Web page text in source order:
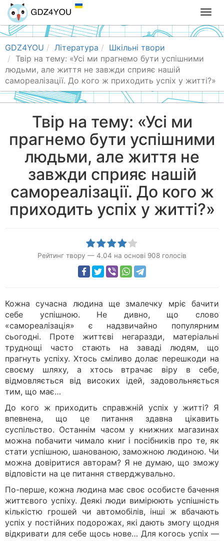
T
o
g
n
a
v
a
t
GDZ4YOU Література
Шкільні твори
Твір на тему: «Усі ми прагнемо бути успішними
людьми, але життя не завжди сприяє нашій
самореалізації. До кого ж приходить успіх у житті?»
Твір на тему: «Усі ми
прагнемо бути успішними
людьми, але життя не
завжди сприяє нашій
самореалізації. До кого ж
приходить успіх у житті?»
Рейтинг твору — 4.04 на основі 908 голосів
Кожна сучасна людина ще змалечку мріє бачити
себе успішною. Не дивно, що слово
«самореалізація» є надзвичайно популярним
сьогодні. Проте життєві негаразди, матеріальні
труднощі часто стають на заваді людям, що
прагнуть успіху. Хтось сміливо долає перешкоди на
своєму шляху, а хтось втрачає віру в себе,
відмовляється від високих ідей, задовольняється
тим, що має…
До кого ж приходить справжній успіх у житті? Я
впевнена, що це питання здавна цікавить
суспільство. Останнім часом у книжних магазинах
можна побачити чимало книг і посібників про те, як
стати успішною, шанованою, заможною людиною. Чи
можна довіритися авторам? Я не думаю, що зможу
відповісти на це питання стверджувально.
По-перше, кожна людина має своє особисте бачення
життєвого успіху. Деякі люди вимірюють успішність
кількістю грошей чи автомобілів, інші ж вбачають
успіх у постійних подорожах, які дають змогу щодня
відкривати для себе щось нове… Для когось успіх —